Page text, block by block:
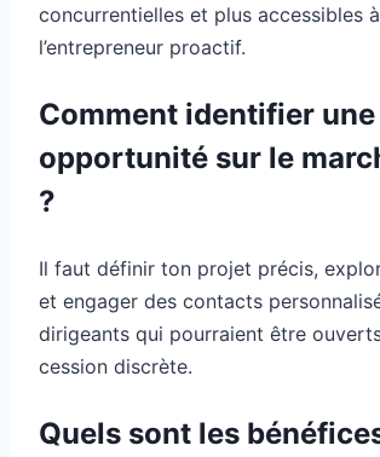
concurrentielles et plus accessibles à
l’entrepreneur proactif.
Comment identifier une
opportunité sur le
?
Il faut définir ton projet précis,
et engager des contacts
dirigeants qui pourraient être
cession discrète.
Quels sont les